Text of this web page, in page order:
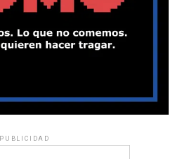
PUBLICIDAD